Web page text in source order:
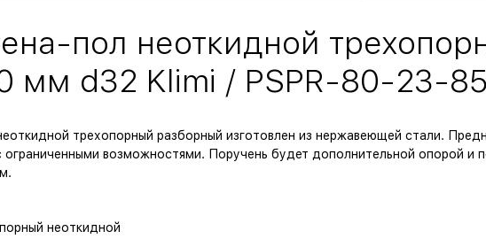
пол неоткидной
мм d32 Klimi / PSPR-80-23-85
трехопорный разборный изготовлен из нержавеющей стали.
возможностями. Поручень будет дополнительной опорой и
неоткидной